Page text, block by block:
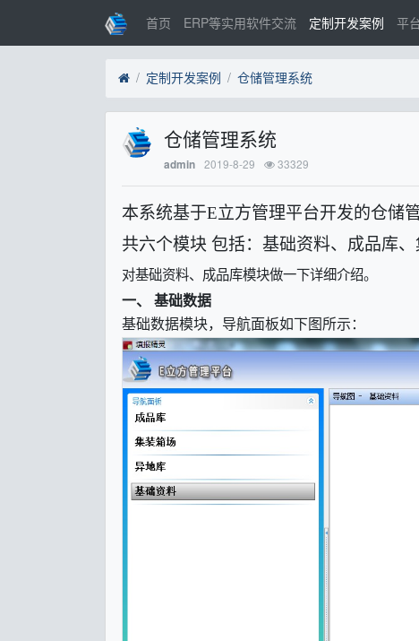
首页 ERP等实用软件交流 定制开发案例 平
定制开发案例 仓储管理系统
仓储管理系统
admin 2019-8-29 33329
本系统基于E立方管理平台开发的仓储管
共六个模块 包括：基础资料、成品库
对基础资料、成品库模块做一下详细介绍。
一、 基础数据
基础数据模块，导航面板如下图所示：